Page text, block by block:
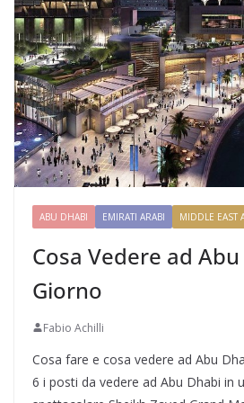
ABU DHABI EMIRATI ARABI MIDDLE EAST
Cosa Vedere ad
Giorno
Fabio Achilli
Cosa fare e cosa vedere ad Abu
6 i posti da vedere ad Abu Dhabi in